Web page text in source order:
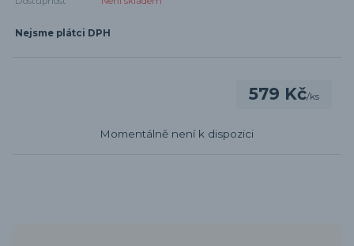
Nejsme plátci DPH
579 Kč/ks
Momentálně není k dispozici